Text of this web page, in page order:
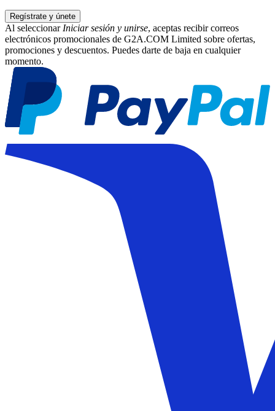
Regístrate y únete
Al seleccionar Iniciar sesión y unirse, aceptas recibir correos
electrónicos promocionales de G2A.COM Limited sobre ofertas,
promociones y descuentos. Puedes darte de baja en cualquier
momento.